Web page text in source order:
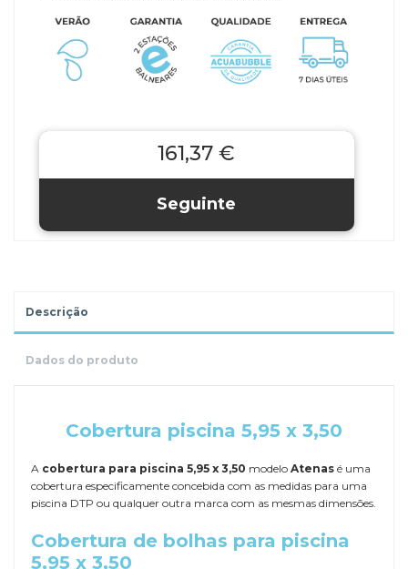
161,37 €
Descrição
Dados do produto
Cobertura piscina 5,95 x 3,50
A cobertura para piscina 5,95 x 3,50 modelo Atenas é uma
cobertura especificamente concebida com as medidas para uma
piscina DTP ou qualquer outra marca com as mesmas dimensões.
Cobertura de bolhas para piscina
5,95 x 3,50